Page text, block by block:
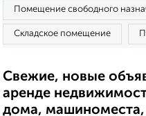
Помещение свободного
Складское помещение
Свежие, новые
аренде
дома,